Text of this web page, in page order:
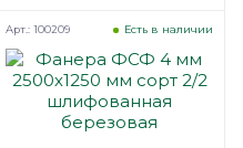
Есть в наличии
Арт.: 100209